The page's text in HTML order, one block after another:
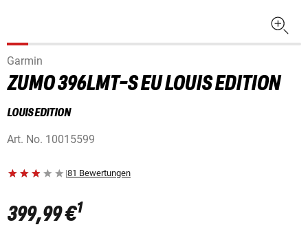
Garmin
ZUMO 396LMT-S EU LOUIS EDITION
LOUIS EDITION
Art. No. 10015599
|81 Bewertungen
399,99 €1